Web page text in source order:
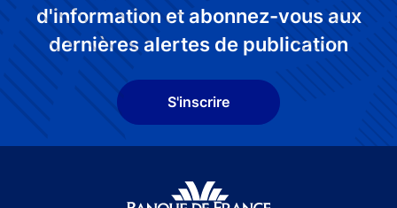
d'information et abonnez-vous aux
dernières alertes de publication
S'inscrire